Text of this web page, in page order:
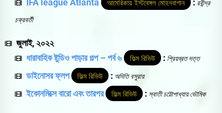
IFA league Atlanta আমেরিকায় ইস্টবেঙ্গল মোহনবাগান : রবীন্দ্র
চক্রবর্তী
জুলাই, ২০২২
ধারাবাহিক ষ্টুডিও পাড়ার গল্প – পর্ব ৬
ফিল্ম রিভিউ : প্রিয়ব্রত দত্ত
ডাইনোসর ফ্লপ ফিল্ম রিভিউ : অদিতি বসুরায়
ইকোনমিক্সে বারো এবং তারপর ফিল্ম রিভিউ : স্বাতী চট্টোপাধ্যায় ভৌমিক